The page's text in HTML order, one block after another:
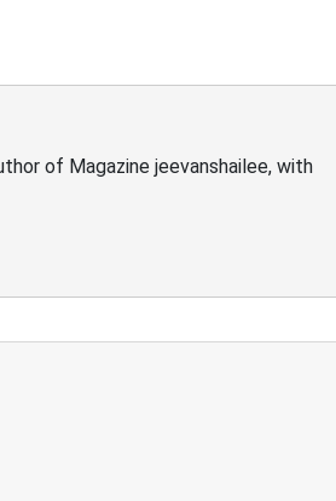
of Magazine jeevanshailee, with